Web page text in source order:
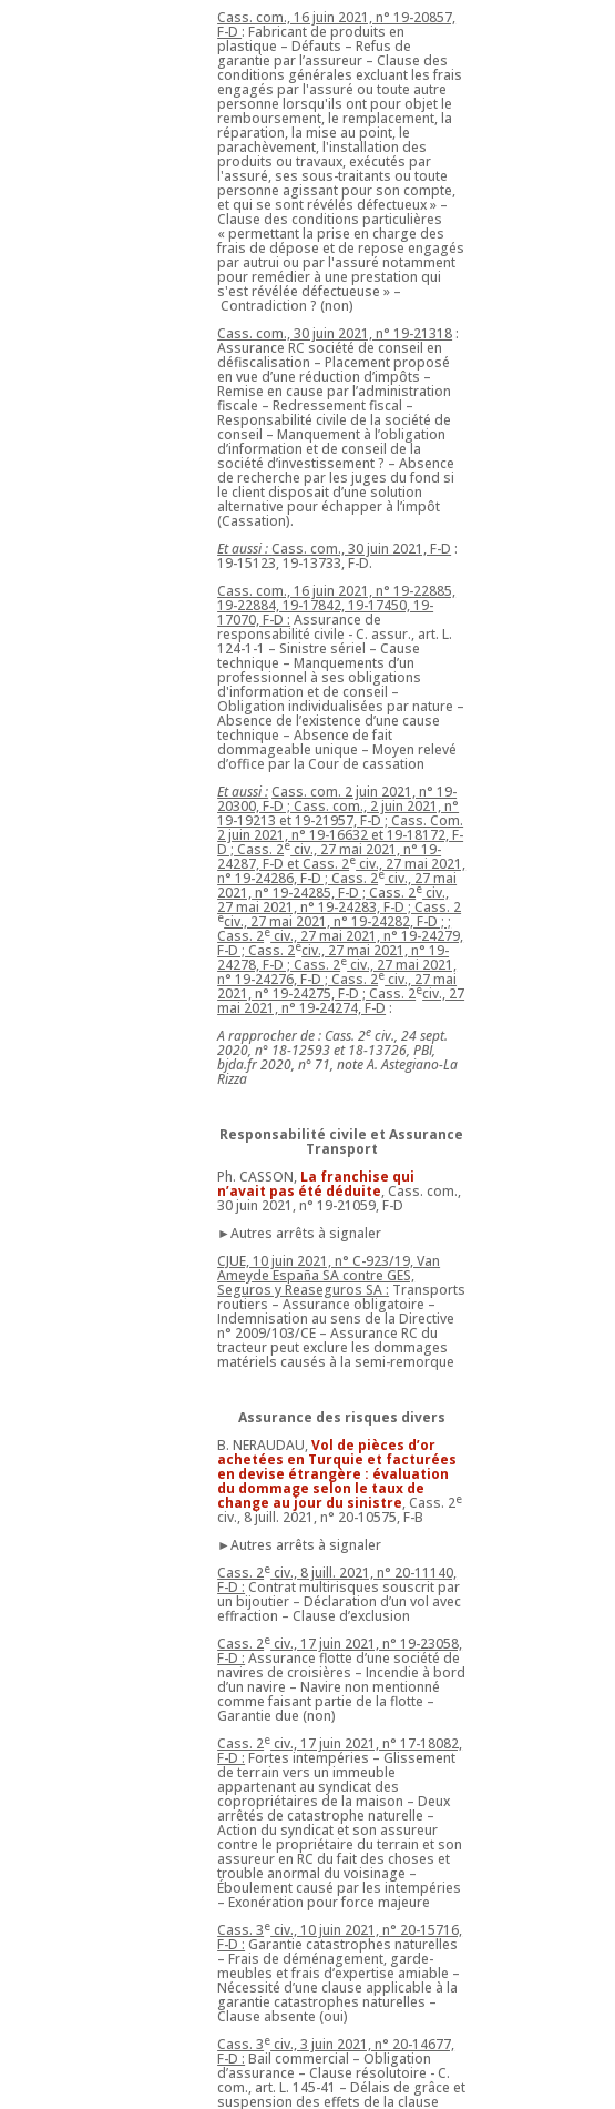
Cass. com., 16 juin 2021, n° 19-20857,
F-D : Fabricant de produits en
plastique – Défauts – Refus de
garantie par l’assureur – Clause des
conditions générales excluant les frais
engagés par l'assuré ou toute autre
personne lorsqu'ils ont pour objet le
remboursement, le remplacement, la
réparation, la mise au point, le
parachèvement, l'installation des
produits ou travaux, exécutés par
l'assuré, ses sous-traitants ou toute
personne agissant pour son compte,
et qui se sont révélés défectueux » –
Clause des conditions particulières
« permettant la prise en charge des
frais de dépose et de repose engagés
par autrui ou par l'assuré notamment
pour remédier à une prestation qui
s'est révélée défectueuse » –
Contradiction ? (non)
Cass. com., 30 juin 2021, n° 19-21318 :
Assurance RC société de conseil en
défiscalisation – Placement proposé
en vue d’une réduction d’impôts –
Remise en cause par l’administration
fiscale – Redressement fiscal –
Responsabilité civile de la société de
conseil – Manquement à l’obligation
d’information et de conseil de la
société d’investissement ? – Absence
de recherche par les juges du fond si
le client disposait d’une solution
alternative pour échapper à l’impôt
(Cassation).
Et aussi :Cass. com., 30 juin 2021, F-D :
19-15123, 19-13733, F-D.
Cass. com., 16 juin 2021, n° 19-22885,
19-22884, 19-17842, 19-17450, 19-
17070, F-D : Assurance de
responsabilité civile - C. assur., art. L.
124-1-1 – Sinistre sériel – Cause
technique – Manquements d’un
professionnel à ses obligations
d'information et de conseil –
Obligation individualisées par nature –
Absence de l’existence d’une cause
technique – Absence de fait
dommageable unique – Moyen relevé
d’office par la Cour de cassation
Et aussi :Cass. com. 2 juin 2021, n° 19-
20300, F-D ; Cass. com., 2 juin 2021, n°
19-19213 et 19-21957, F-D ; Cass. Com.
2 juin 2021, n° 19-16632 et 19-18172, F-
D ; Cass. 2e civ., 27 mai 2021, n° 19-
24287, F-D et Cass. 2e civ., 27 mai 2021,
n° 19-24286, F-D ; Cass. 2e civ., 27 mai
2021, n° 19-24285, F-D ; Cass. 2e civ.,
27 mai 2021, n° 19-24283, F-D ; Cass. 2
eciv., 27 mai 2021, n° 19-24282, F-D ; ;
Cass. 2e civ., 27 mai 2021, n° 19-24279,
F-D ; Cass. 2eciv., 27 mai 2021, n° 19-
24278, F-D ; Cass. 2e civ., 27 mai 2021,
n° 19-24276, F-D ; Cass. 2e civ., 27 mai
2021, n° 19-24275, F-D ; Cass. 2eciv., 27
mai 2021, n° 19-24274, F-D :
A rapprocher de : Cass. 2e civ., 24 sept.
2020, n° 18-12593 et 18-13726, PBI,
bjda.fr 2020, n° 71, note A. Astegiano-La
Rizza
Responsabilité civile et Assurance
Transport
Ph. CASSON, La franchise qui
n’avait pas été déduite, Cass. com.,
30 juin 2021, n° 19-21059, F-D
►Autres arrêts à signaler
CJUE, 10 juin 2021, n° C-923/19, Van
Ameyde España SA contre GES,
Seguros y Reaseguros SA : Transports
routiers – Assurance obligatoire –
Indemnisation au sens de la Directive
n° 2009/103/CE – Assurance RC du
tracteur peut exclure les dommages
matériels causés à la semi-remorque
Assurance des risques divers
B. NERAUDAU,Vol de pièces d’or
achetées en Turquie et facturées
en devise étrangère : évaluation
du dommage selon le taux de
change au jour du sinistre, Cass. 2e
civ., 8 juill. 2021, n° 20-10575, F-B
►Autres arrêts à signaler
Cass. 2e civ., 8 juill. 2021, n° 20-11140,
F-D : Contrat multirisques souscrit par
un bijoutier – Déclaration d’un vol avec
effraction – Clause d’exclusion
Cass. 2e civ., 17 juin 2021, n° 19-23058,
F-D : Assurance flotte d’une société de
navires de croisières – Incendie à bord
d’un navire – Navire non mentionné
comme faisant partie de la flotte –
Garantie due (non)
Cass. 2e civ., 17 juin 2021, n° 17-18082,
F-D : Fortes intempéries – Glissement
de terrain vers un immeuble
appartenant au syndicat des
copropriétaires de la maison – Deux
arrêtés de catastrophe naturelle –
Action du syndicat et son assureur
contre le propriétaire du terrain et son
assureur en RC du fait des choses et
trouble anormal du voisinage –
Éboulement causé par les intempéries
– Exonération pour force majeure
Cass. 3e civ., 10 juin 2021, n° 20-15716,
F-D : Garantie catastrophes naturelles
– Frais de déménagement, garde-
meubles et frais d’expertise amiable –
Nécessité d’une clause applicable à la
garantie catastrophes naturelles –
Clause absente (oui)
Cass. 3e civ., 3 juin 2021, n° 20-14677,
F-D : Bail commercial – Obligation
d’assurance – Clause résolutoire - C.
com., art. L. 145-41 – Délais de grâce et
suspension des effets de la clause